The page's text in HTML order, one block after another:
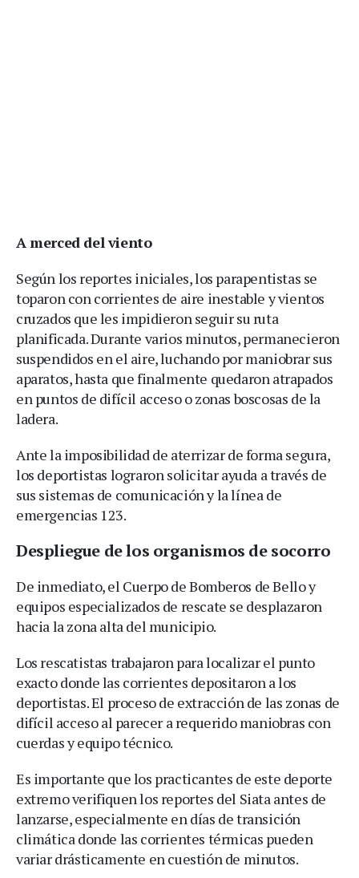
A merced del viento
Según los reportes iniciales, los parapentistas se
toparon con corrientes de aire inestable y vientos
cruzados que les impidieron seguir su ruta
planificada. Durante varios minutos, permanecieron
suspendidos en el aire, luchando por maniobrar sus
aparatos, hasta que finalmente quedaron atrapados
en puntos de difícil acceso o zonas boscosas de la
ladera.
Ante la imposibilidad de aterrizar de forma segura,
los deportistas lograron solicitar ayuda a través de
sus sistemas de comunicación y la línea de
emergencias 123.
Despliegue de los organismos de socorro
De inmediato, el Cuerpo de Bomberos de Bello y
equipos especializados de rescate se desplazaron
hacia la zona alta del municipio.
Los rescatistas trabajaron para localizar el punto
exacto donde las corrientes depositaron a los
deportistas. El proceso de extracción de las zonas de
difícil acceso al parecer a requerido maniobras con
cuerdas y equipo técnico.
Es importante que los practicantes de este deporte
extremo verifiquen los reportes del Siata antes de
lanzarse, especialmente en días de transición
climática donde las corrientes térmicas pueden
variar drásticamente en cuestión de minutos.